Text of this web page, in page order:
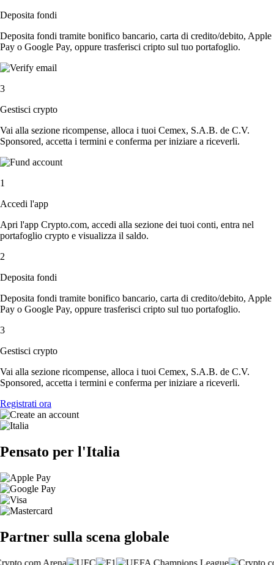
Deposita fondi
Deposita fondi tramite bonifico bancario, carta di credito/debito, Apple
Pay o Google Pay, oppure trasferisci cripto sul tuo portafoglio.
3
Gestisci crypto
Vai alla sezione ricompense, alloca i tuoi Cemex, S.A.B. de C.V.
Sponsored, accetta i termini e conferma per iniziare a riceverli.
1
Accedi l'app
Apri l'app Crypto.com, accedi alla sezione dei tuoi conti, entra nel
portafoglio crypto e visualizza il saldo.
2
Deposita fondi
Deposita fondi tramite bonifico bancario, carta di credito/debito, Apple
Pay o Google Pay, oppure trasferisci cripto sul tuo portafoglio.
3
Gestisci crypto
Vai alla sezione ricompense, alloca i tuoi Cemex, S.A.B. de C.V.
Sponsored, accetta i termini e conferma per iniziare a riceverli.
Registrati ora
Pensato per l'Italia
Partner sulla scena globale